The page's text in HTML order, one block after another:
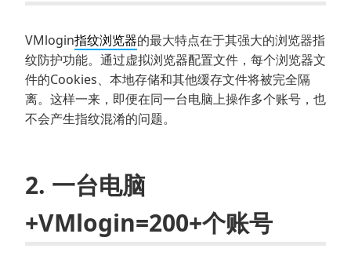
VMlogin指纹浏览器的最大特点在于其强大的浏览器指
纹防护功能。通过虚拟浏览器配置文件，每个浏览器文
件的Cookies、本地存储和其他缓存文件将被完全隔
离。这样一来，即便在同一台电脑上操作多个账号，也
不会产生指纹混淆的问题。
2. 一台电脑
+VMlogin=200+个账号